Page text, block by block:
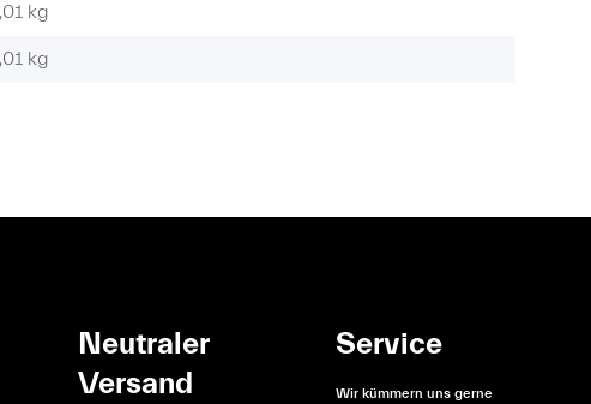
kg
kg
Neutraler
Versand
Service
Wir kümmern uns gerne